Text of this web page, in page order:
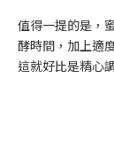
值得一提的是，
酵時間，加上適
這就好比是精心